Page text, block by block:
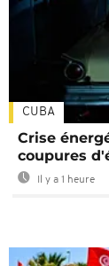
CUBA
Crise
coupures
Il y a 1 heure